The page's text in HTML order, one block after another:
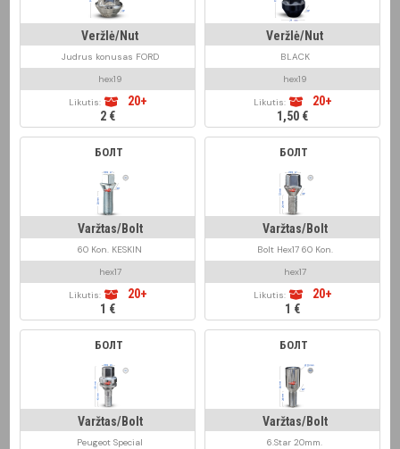
Veržlė/Nut
Judrus konusas FORD
hex19
Likutis:
20+
2 €
Veržlė/Nut
BLACK
hex19
Likutis:
20+
1,50 €
БОЛТ
Varžtas/Bolt
60 Kon. KESKIN
hex17
Likutis:
20+
1 €
БОЛТ
Varžtas/Bolt
Bolt Hex17 60 Kon.
hex17
Likutis:
20+
1 €
БОЛТ
Varžtas/Bolt
Peugeot Special
БОЛТ
Varžtas/Bolt
6.Star 20mm.